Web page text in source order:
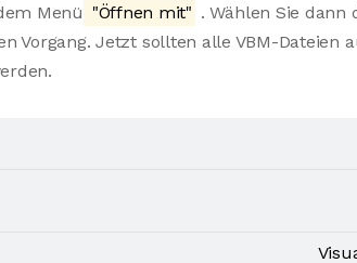
Menü "Öffnen mit" . Wählen Sie dann
Vorgang. Jetzt sollten alle VBM-Dateien